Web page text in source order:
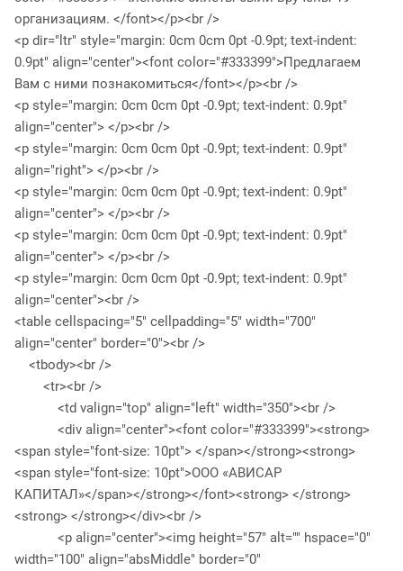
организациям. </font></p><br />
<p dir="ltr" style="margin: 0cm 0cm 0pt -0.9pt; text-indent:
0.9pt" align="center"><font color="#333399">Предлагаем
Вам с ними познакомиться</font></p><br />
<p style="margin: 0cm 0cm 0pt -0.9pt; text-indent: 0.9pt"
align="center"> </p><br />
<p style="margin: 0cm 0cm 0pt -0.9pt; text-indent: 0.9pt"
align="right"> </p><br />
<p style="margin: 0cm 0cm 0pt -0.9pt; text-indent: 0.9pt"
align="center"> </p><br />
<p style="margin: 0cm 0cm 0pt -0.9pt; text-indent: 0.9pt"
align="center"> </p><br />
<p style="margin: 0cm 0cm 0pt -0.9pt; text-indent: 0.9pt"
align="center"><br />
<table cellspacing="5" cellpadding="5" width="700"
align="center" border="0"><br />
<tbody><br />
<tr><br />
<td valign="top" align="left" width="350"><br />
<div align="center"><font color="#333399"><strong>
<span style="font-size: 10pt"> </span></strong><strong>
<span style="font-size: 10pt">ООО «АВИСАР
КАПИТАЛ»</span></strong></font><strong> </strong>
<strong> </strong></div><br />
<p align="center"><img height="57" alt="" hspace="0"
width="100" align="absMiddle" border="0"